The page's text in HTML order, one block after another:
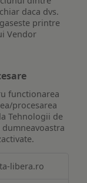
daca dvs.
printre
Vendor
functionarea
procesarea
Tehnologii de
libera.ro